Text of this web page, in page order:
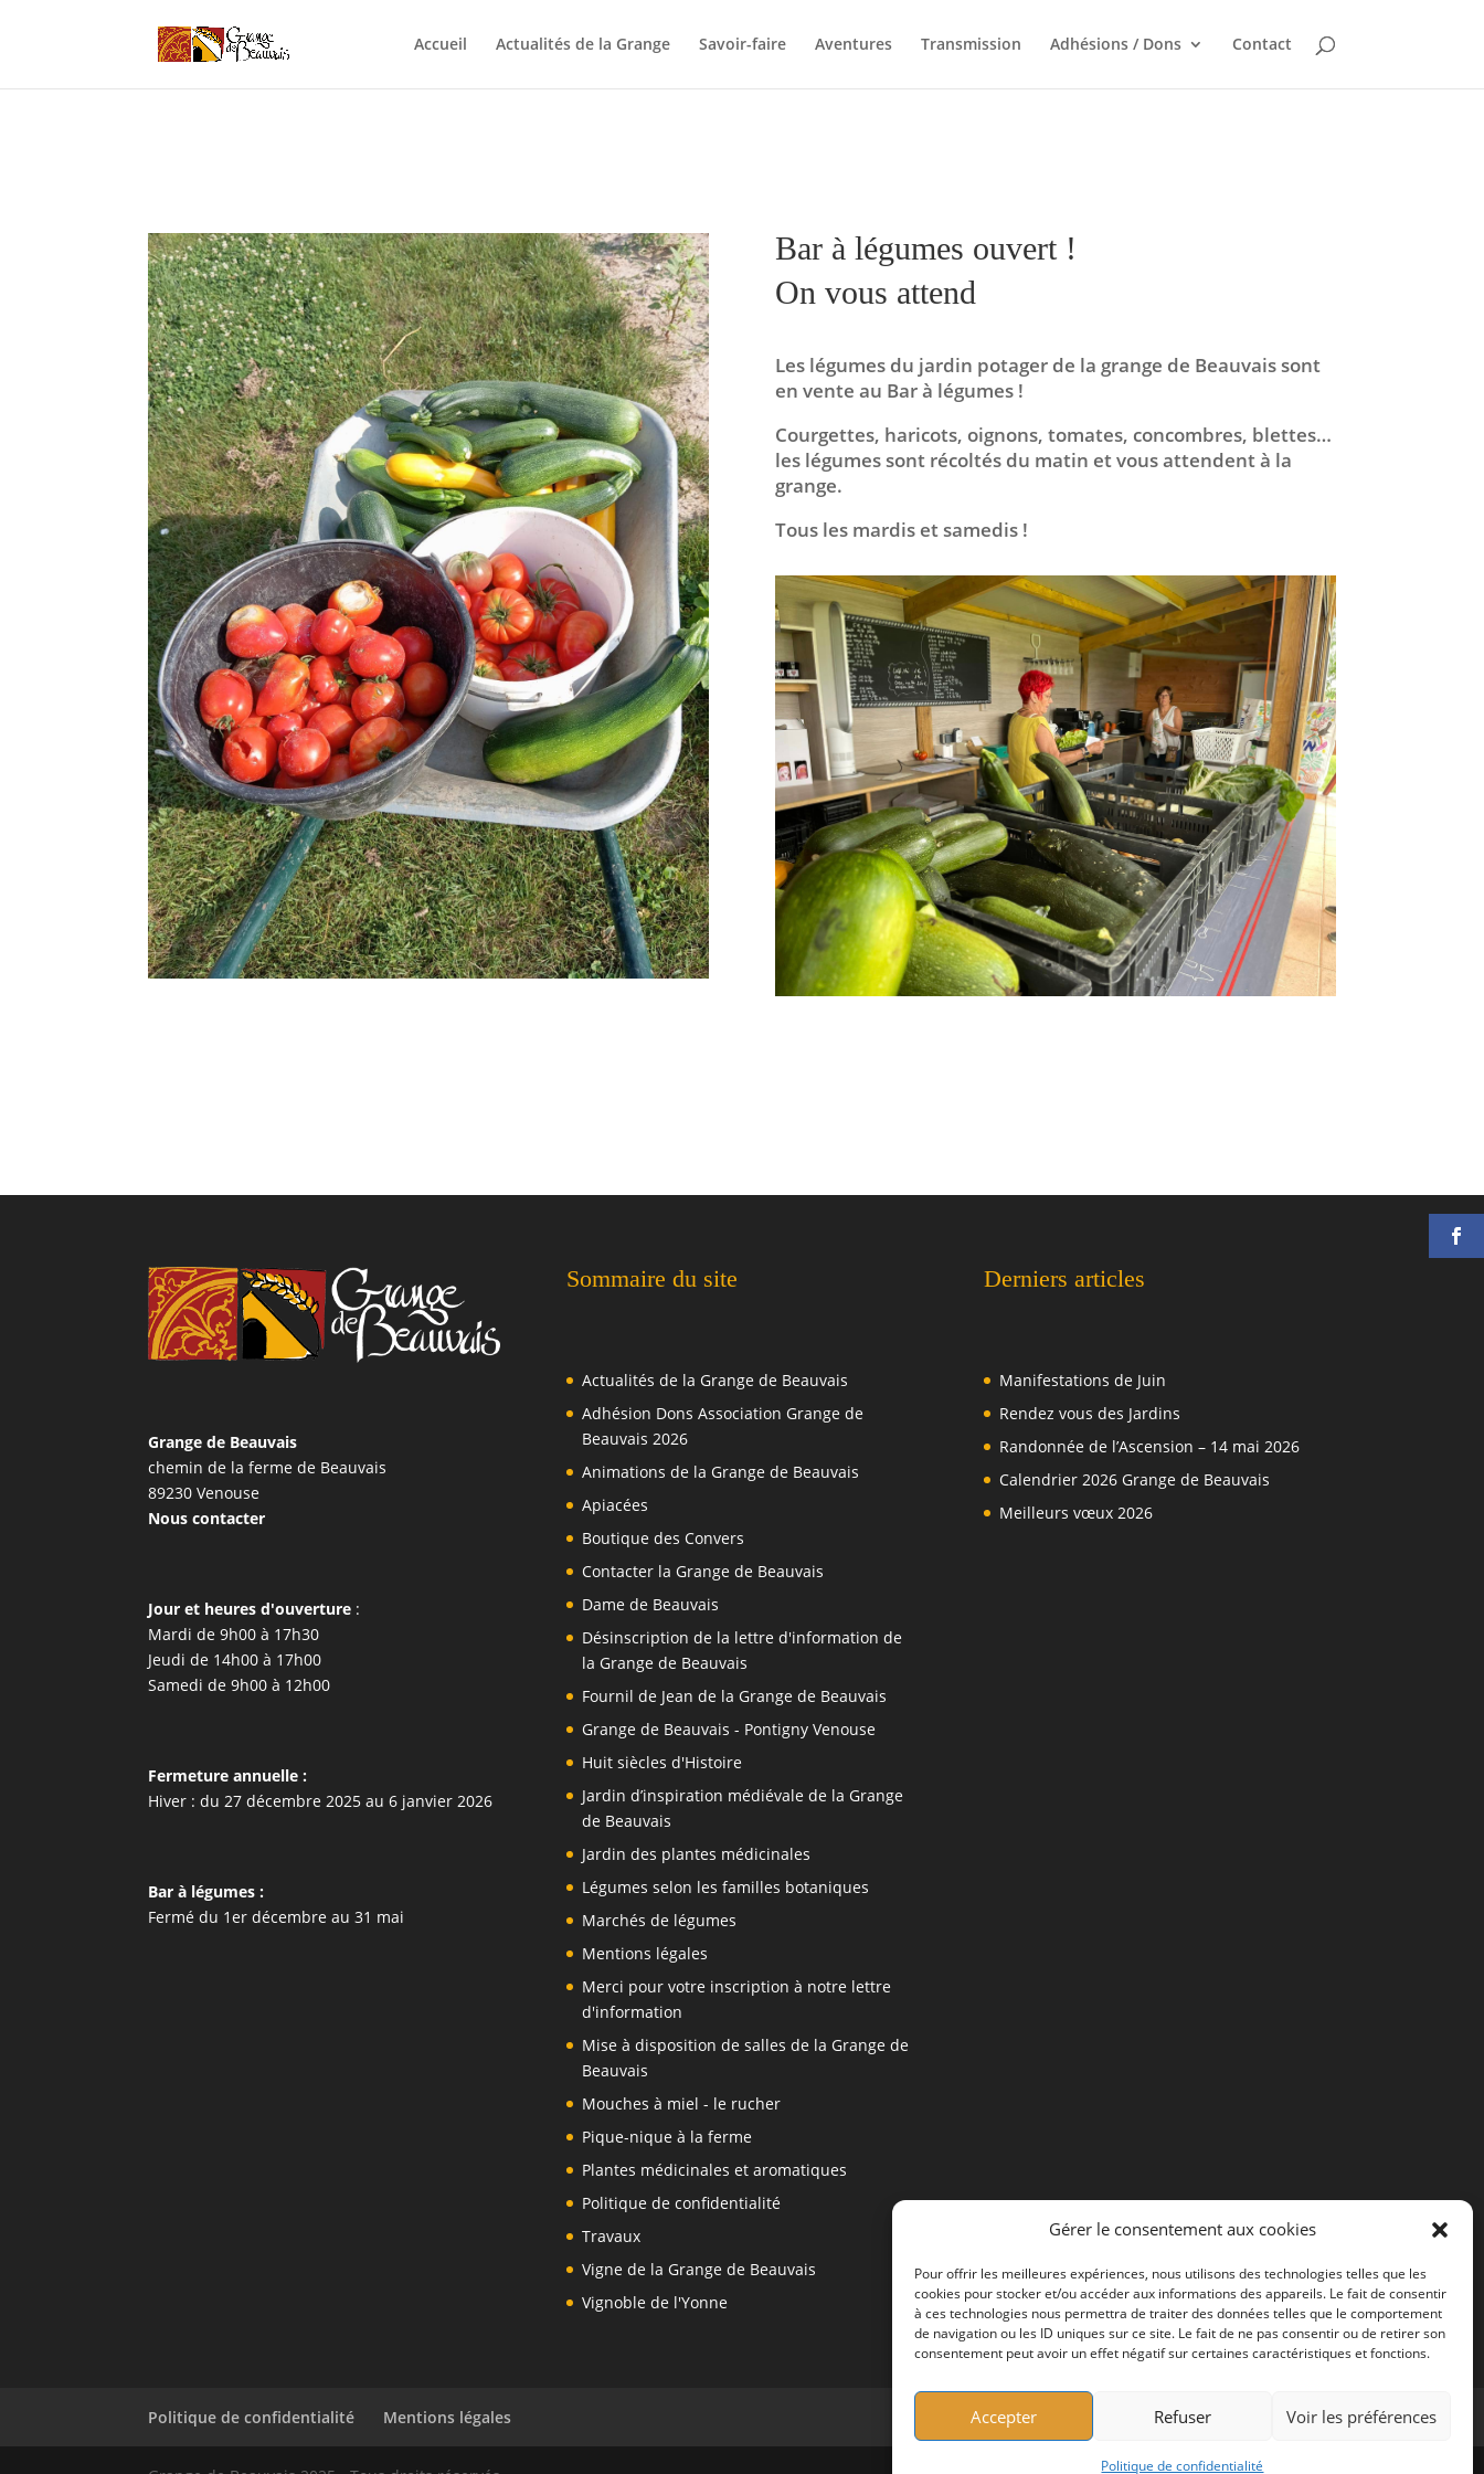
Gérer le consentement aux cookies
Pour offrir les meilleures expériences, nous utilisons des technologies telles que les
cookies pour stocker et/ou accéder aux informations des appareils. Le fait de consentir
à ces technologies nous permettra de traiter des données telles que le comportement
de navigation ou les ID uniques sur ce site. Le fait de ne pas consentir ou de retirer son
consentement peut avoir un effet négatif sur certaines caractéristiques et fonctions.
Accepter Refuser Voir les préférences
Politique de confidentialité
Accueil Actualités de la Grange Savoir-faire Aventures Transmission Adhésions / Dons Contact
Bar à légumes ouvert !
On vous attend
Les légumes du jardin potager de la grange de Beauvais sont
en vente au Bar à légumes !
Courgettes, haricots, oignons, tomates, concombres, blettes…
les légumes sont récoltés du matin et vous attendent à la
grange.
Tous les mardis et samedis !
Grange de Beauvais
chemin de la ferme de Beauvais
89230 Venouse
Nous contacter
Jour et heures d'ouverture :
Mardi de 9h00 à 17h30
Jeudi de 14h00 à 17h00
Samedi de 9h00 à 12h00
Fermeture annuelle :
Hiver : du 27 décembre 2025 au 6 janvier 2026
Bar à légumes :
Fermé du 1er décembre au 31 mai
Sommaire du site
Actualités de la Grange de Beauvais
Adhésion Dons Association Grange de
Beauvais 2026
Animations de la Grange de Beauvais
Apiacées
Boutique des Convers
Contacter la Grange de Beauvais
Dame de Beauvais
Désinscription de la lettre d'information de
la Grange de Beauvais
Fournil de Jean de la Grange de Beauvais
Grange de Beauvais - Pontigny Venouse
Huit siècles d'Histoire
Jardin d’inspiration médiévale de la Grange
de Beauvais
Jardin des plantes médicinales
Légumes selon les familles botaniques
Marchés de légumes
Mentions légales
Merci pour votre inscription à notre lettre
d'information
Mise à disposition de salles de la Grange de
Beauvais
Mouches à miel - le rucher
Pique-nique à la ferme
Plantes médicinales et aromatiques
Politique de confidentialité
Travaux
Vigne de la Grange de Beauvais
Vignoble de l'Yonne
Derniers articles
Manifestations de Juin
Rendez vous des Jardins
Randonnée de l’Ascension – 14 mai 2026
Calendrier 2026 Grange de Beauvais
Meilleurs vœux 2026
Politique de confidentialité Mentions légales